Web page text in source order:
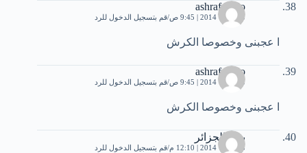
ashraf abdo
5 فبراير، 2014 | 9:45 ص قم بتسجيل الدخول للرد
ا عجبنى وخصوصا الكرش
ashraf abdo
5 فبراير، 2014 | 9:45 ص قم بتسجيل الدخول للرد
ا عجبنى وخصوصا الكرش
بنت الجزائر
5 فبراير، 2014 | 12:10 م قم بتسجيل الدخول للرد